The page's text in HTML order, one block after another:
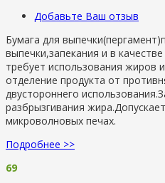
Добавьте Ваш отзыв
Бумага для
выпечки,запекания и в
требует использования жиров
отделение продукта от
двустороннего
разбрызгивания
микроволновых печах.
Подробнее >>
69